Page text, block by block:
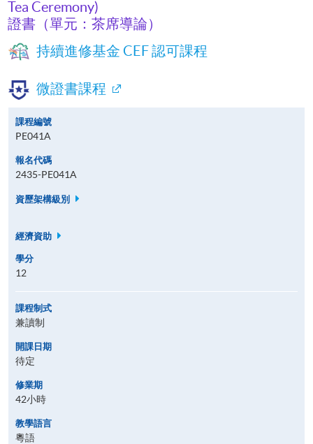
Tea Ceremony)
證書（單元：茶席導論）
持續進修基金 CEF 認可課程
微證書課程
課程編號
PE041A
報名代碼
2435-PE041A
資歷架構級別
經濟資助
學分
12
課程制式
兼讀制
開課日期
待定
修業期
42小時
教學語言
粵語